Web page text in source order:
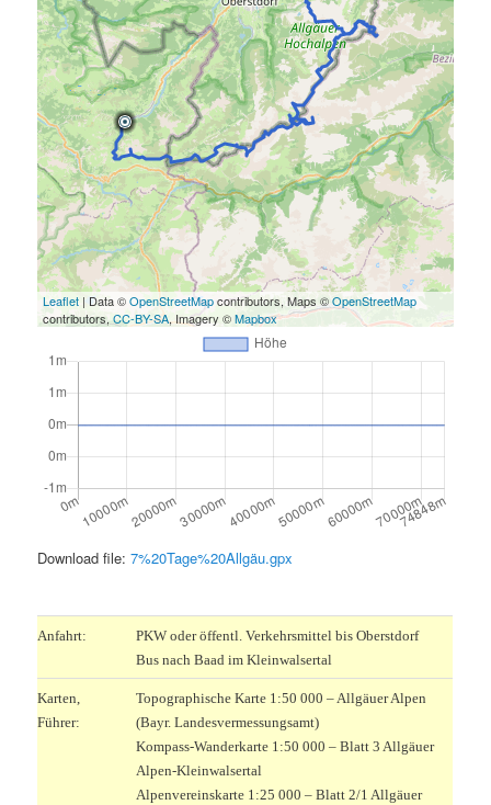
Leaflet | Data ©OpenStreetMapcontributors, Maps ©OpenStreetMap
contributors,CC-BY-SA, Imagery ©Mapbox
Download file:7%20Tage%20Allgäu.gpx
Anfahrt:
PKW oder öffentl. Verkehrsmittel bis Oberstdorf
Bus nach Baad im Kleinwalsertal
Karten,
Führer:
Topographische Karte 1:50 000 – Allgäuer Alpen
(Bayr. Landesvermessungsamt)
Kompass-Wanderkarte 1:50 000 – Blatt 3 Allgäuer
Alpen-Kleinwalsertal
Alpenvereinskarte 1:25 000 – Blatt 2/1 Allgäuer